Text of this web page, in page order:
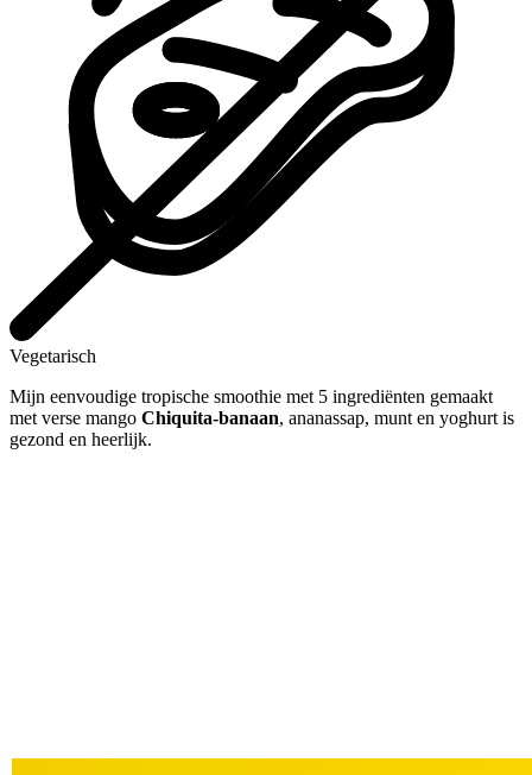
Vegetarisch
Mijn eenvoudige tropische smoothie met 5 ingrediënten gemaakt
met verse mango Chiquita-banaan, ananassap, munt en yoghurt is
gezond en heerlijk.